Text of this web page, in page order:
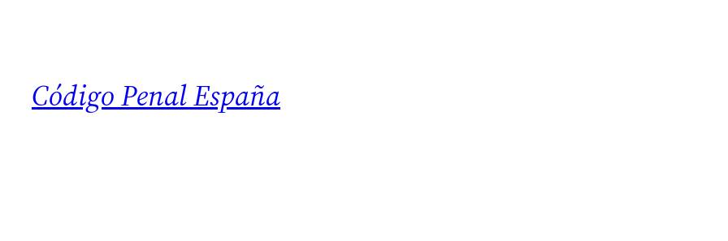
Código Penal España